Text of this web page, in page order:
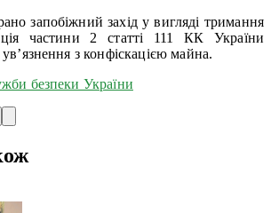
запобіжний захід у вигляді тримання
частини 2 статті 111 КК України
з конфіскацією майна.
безпеки України